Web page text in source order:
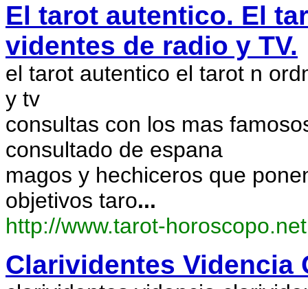
El tarot autentico. El
videntes de radio y TV.
el tarot autentico el tarot n
y tv
consultas con los mas
consultado de espana
magos y hechiceros que
objetivos taro...
http://www.tarot-horoscopo.net
Clarividentes Videncia